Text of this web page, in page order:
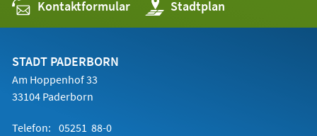
Kontaktformular Stadtplan
(Öffnet
in
einem
STADT PADERBORN
Am Hoppenhof 33
33104 Paderborn
Telefon: 05251 88-0